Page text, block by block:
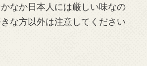
なか日本人には厳しい味なの
な方以外は注意してください